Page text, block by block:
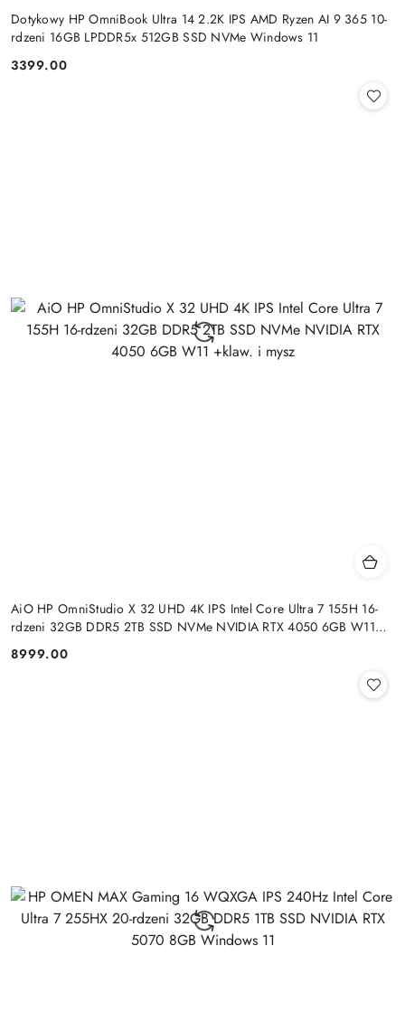
Dotykowy HP OmniBook Ultra 14 2.2K IPS AMD Ryzen AI 9 365 10-
rdzeni 16GB LPDDR5x 512GB SSD NVMe Windows 11
Cena:
3399.00
AiO HP OmniStudio X 32 UHD 4K IPS Intel Core Ultra 7 155H 16-
rdzeni 32GB DDR5 2TB SSD NVMe NVIDIA RTX 4050 6GB W11
Cena:
8999.00